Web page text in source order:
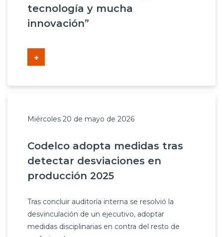
tecnología y mucha
innovación”
+
Miércoles 20 de mayo de 2026
Codelco adopta medidas tras
detectar desviaciones en
producción 2025
Tras concluir auditoría interna se resolvió la
desvinculación de un ejecutivo, adoptar
medidas disciplinarias en contra del resto de